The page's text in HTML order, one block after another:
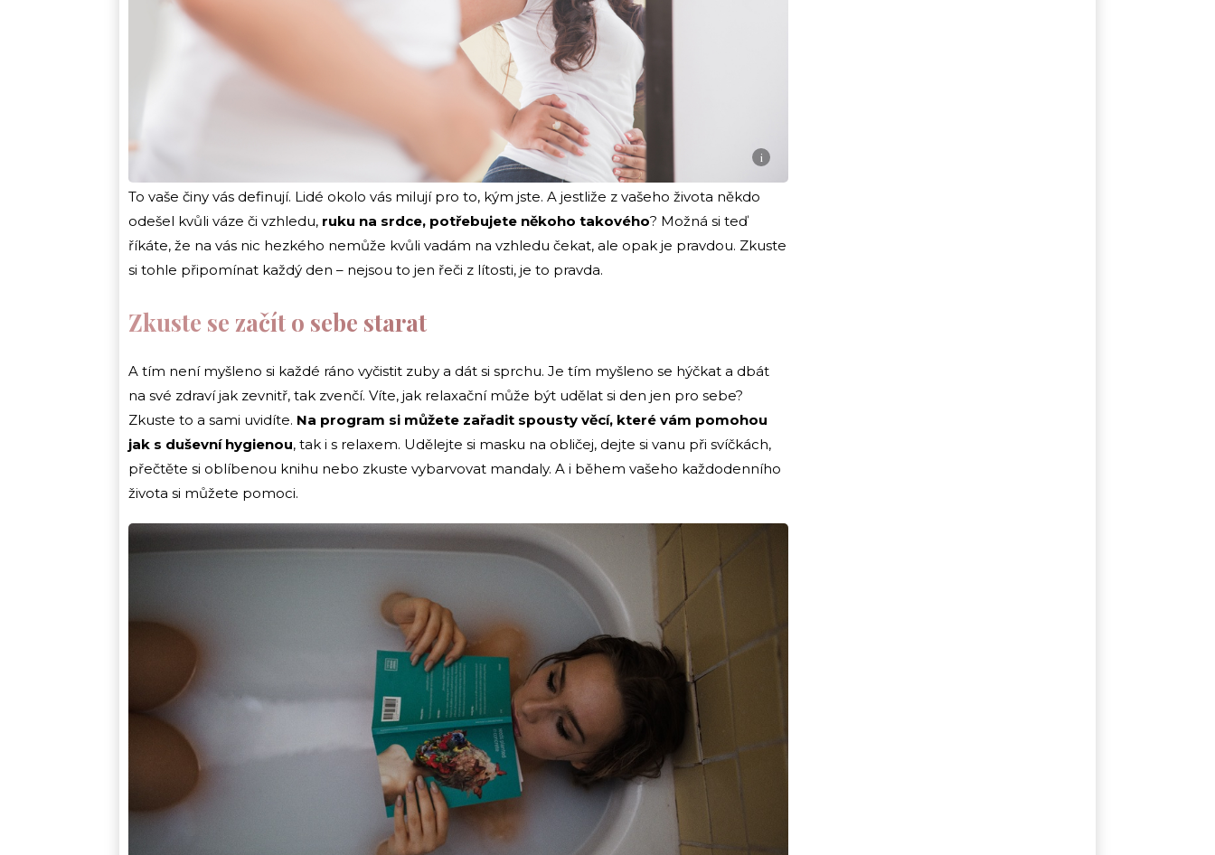
i
To vaše činy vás definují. Lidé okolo vás milují pro to, kým jste. A jestliže z vašeho života někdo
odešel kvůli váze či vzhledu, ruku na srdce, potřebujete někoho takového? Možná si teď
říkáte, že na vás nic hezkého nemůže kvůli vadám na vzhledu čekat, ale opak je pravdou. Zkuste
si tohle připomínat každý den – nejsou to jen řeči z lítosti, je to pravda.
Zkuste se začít o sebe starat
A tím není myšleno si každé ráno vyčistit zuby a dát si sprchu. Je tím myšleno se hýčkat a dbát
na své zdraví jak zevnitř, tak zvenčí. Víte, jak relaxační může být udělat si den jen pro sebe?
Zkuste to a sami uvidíte. Na program si můžete zařadit spousty věcí, které vám pomohou
jak s duševní hygienou, tak i s relaxem. Udělejte si masku na obličej, dejte si vanu při svíčkách,
přečtěte si oblíbenou knihu nebo zkuste vybarvovat mandaly. A i během vašeho každodenního
života si můžete pomoci.